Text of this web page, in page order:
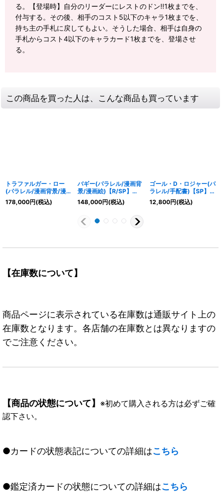
る。【登場時】自分のリーダーにレストのドン!!1枚までを、
付与する。その後、相手のコスト5以下のキャラ1枚までを、
持ち主の手札に戻してもよい。そうした場合、相手は自身の
手札からコスト4以下のキャラカード1枚までを、登場させ
る。
この商品を買った人は、こんな商品も買っています
トラファルガー・ロー
(パラレル/漫画背景/漫
画絵)【SR/SP】{OP05-
069}
178,000円(税込)
バギー(パラレル/漫画背
景/漫画絵)【R/SP】
{OP09-051}
148,000円(税込)
ゴール・D・ロジャー(パ
ラレル/手配書)【SP】
{OP09-118[OP13]}
12,800円(税込)
【在庫数について】
商品ページに表示されている在庫数は通販サイト上の
在庫数となります。各店舗の在庫数とは異なりますの
でご注意ください。
【商品の状態について】 ※初めて購入される方は必ずご確
認下さい。
●カードの状態表記についての詳細はこちら
●鑑定済カードの状態についての詳細はこちら